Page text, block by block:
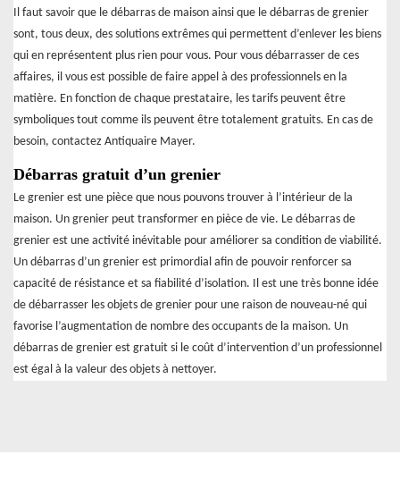
Il faut savoir que le débarras de maison ainsi que le débarras de grenier
sont, tous deux, des solutions extrêmes qui permettent d’enlever les biens
qui en représentent plus rien pour vous. Pour vous débarrasser de ces
affaires, il vous est possible de faire appel à des professionnels en la
matière. En fonction de chaque prestataire, les tarifs peuvent être
symboliques tout comme ils peuvent être totalement gratuits. En cas de
besoin, contactez Antiquaire Mayer.
Débarras gratuit d’un grenier
Le grenier est une pièce que nous pouvons trouver à l’intérieur de la
maison. Un grenier peut transformer en pièce de vie. Le débarras de
grenier est une activité inévitable pour améliorer sa condition de viabilité.
Un débarras d’un grenier est primordial afin de pouvoir renforcer sa
capacité de résistance et sa fiabilité d’isolation. Il est une très bonne idée
de débarrasser les objets de grenier pour une raison de nouveau-né qui
favorise l’augmentation de nombre des occupants de la maison. Un
débarras de grenier est gratuit si le coût d’intervention d’un professionnel
est égal à la valeur des objets à nettoyer.